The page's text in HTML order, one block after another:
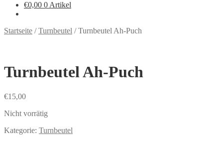
€0,00 0 Artikel
Startseite /Turnbeutel /Turnbeutel Ah-Puch
Turnbeutel Ah-Puch
€15,00
Nicht vorrätig
Kategorie: Turnbeutel